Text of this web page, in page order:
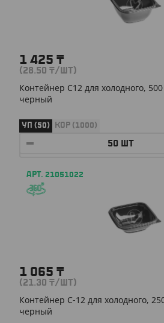
1 425 ₸
(28.50 ₸/ШТ)
Контейнер С12 для холодного,
черный
УП (50) КОР (1000)
АРТ. 21051022
1 065 ₸
(21.30 ₸/ШТ)
Контейнер С-12 для холодного,
черный